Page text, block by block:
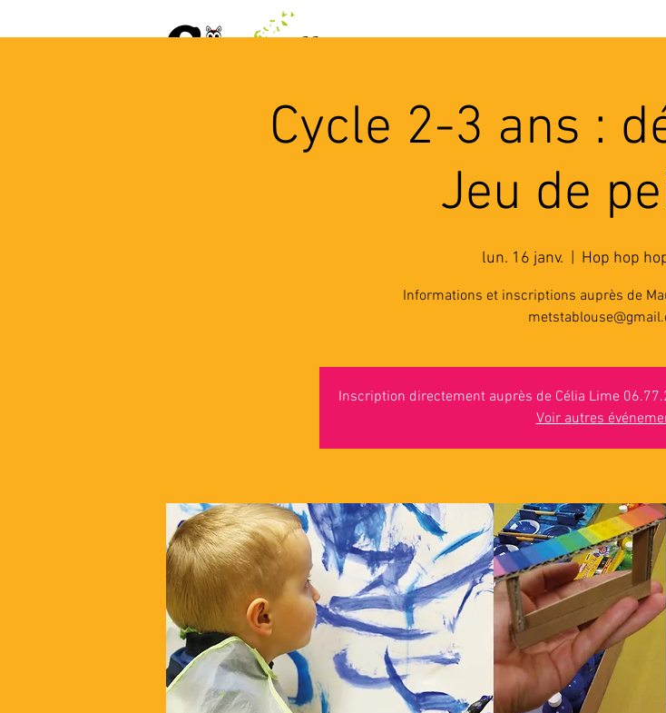
Cycle 2-3 ans :
Jeu de
lun. 16 janv. Hop hop
Informations et inscriptions auprès de
Inscription directement auprès de Célia Lime
Voir autres